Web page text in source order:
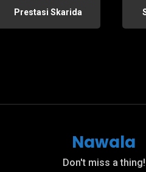
Prestasi Skarida
Nawala
Don't miss a thing!